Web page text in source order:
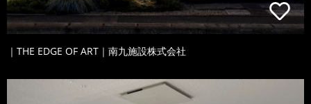
｜THE EDGE OF ART｜南九施設株式会社